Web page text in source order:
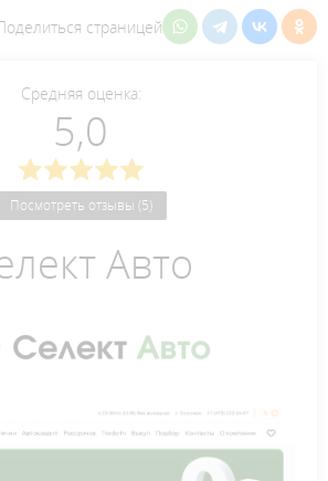
страницей
Средняя оценка:
5,0
Посмотреть отзывы (5)
Авто